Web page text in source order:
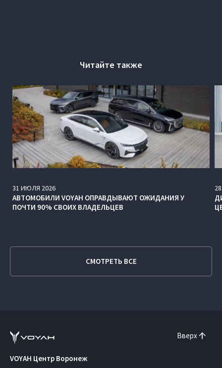
Читайте также
31 ИЮЛЯ 2026
АВТОМОБИЛИ VOYAH ОПРАВДЫВАЮТ ОЖИДАНИЯ У
ПОЧТИ 90% СВОИХ ВЛАДЕЛЬЦЕВ
28
СМОТРЕТЬ ВСЕ
Вверх
VOYAH Центр Воронеж